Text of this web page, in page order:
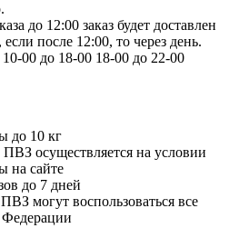
до 12:00 заказ будет доставлен
после 12:00, то через день.
10-00 до 18-00 18-00 до 22-00
до 10 кг
ПВЗ осуществляется на условии
на сайте
до 7 дней
могут воспользоваться все